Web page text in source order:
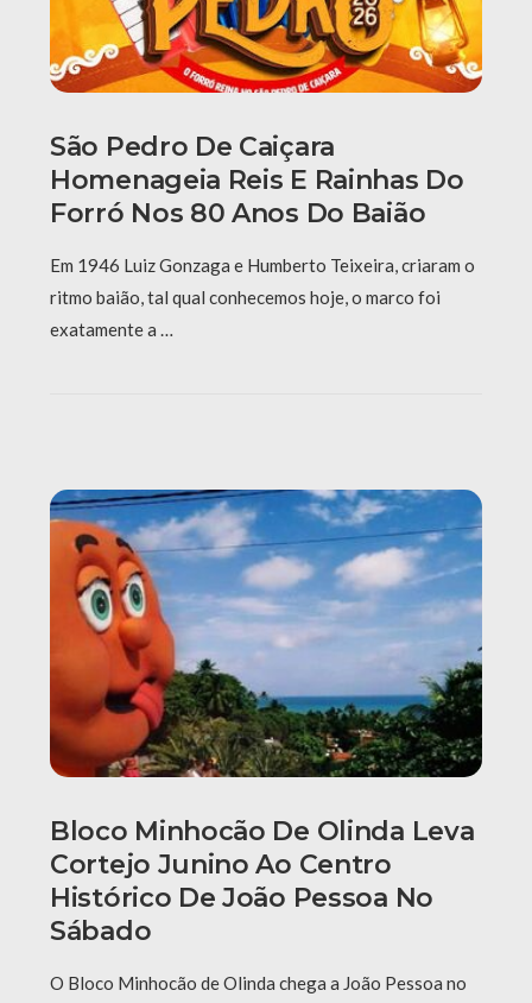
São Pedro De Caiçara
Homenageia Reis E Rainhas Do
Forró Nos 80 Anos Do Baião
Em 1946 Luiz Gonzaga e Humberto Teixeira, criaram o
ritmo baião, tal qual conhecemos hoje, o marco foi
exatamente a …
Bloco Minhocão De Olinda Leva
Cortejo Junino Ao Centro
Histórico De João Pessoa No
Sábado
O Bloco Minhocão de Olinda chega a João Pessoa no